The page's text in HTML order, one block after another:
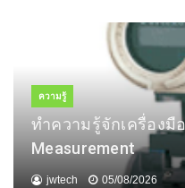
ความรู้
ทำความรู้จักเครื่องมื
Measurement
jwtech 05/08/2026